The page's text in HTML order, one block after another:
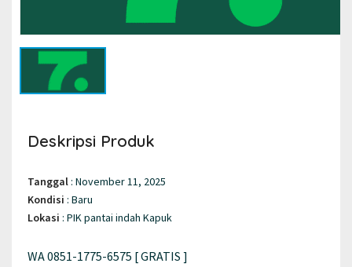
Deskripsi Produk
Tanggal : November 11, 2025
Kondisi : Baru
Lokasi : PIK pantai indah Kapuk
WA 0851-1775-6575 [ GRATIS ]